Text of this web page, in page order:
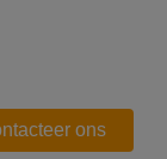
ons